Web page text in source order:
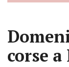
corse